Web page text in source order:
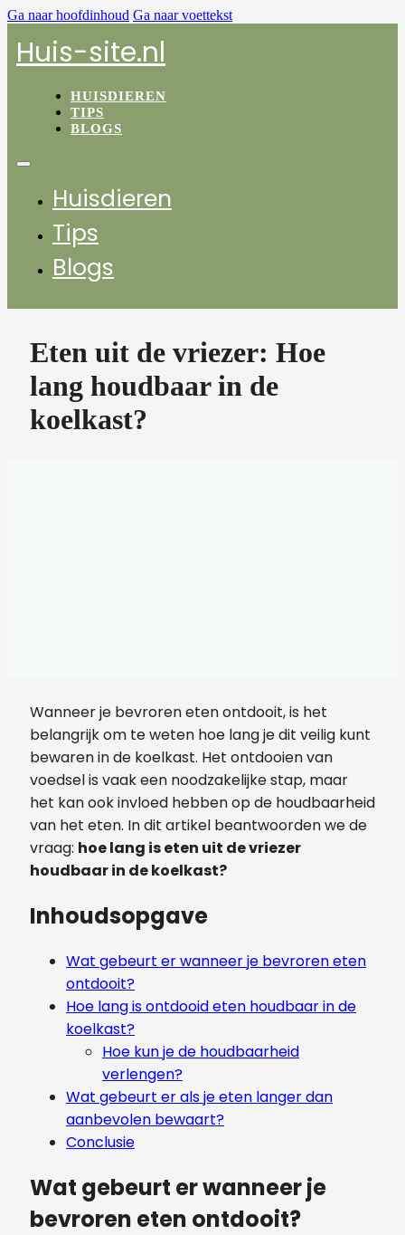
Ga naar hoofdinhoud Ga naar voettekst
Huis-site.nl
HUISDIEREN
TIPS
BLOGS
Huisdieren
Tips
Blogs
Eten uit de vriezer: Hoe
lang houdbaar in de
koelkast?
Wanneer je bevroren eten ontdooit, is het
belangrijk om te weten hoe lang je dit veilig kunt
bewaren in de koelkast. Het ontdooien van
voedsel is vaak een noodzakelijke stap, maar
het kan ook invloed hebben op de houdbaarheid
van het eten. In dit artikel beantwoorden we de
vraag: hoe lang is eten uit de vriezer
houdbaar in de koelkast?
Inhoudsopgave
Wat gebeurt er wanneer je bevroren eten
ontdooit?
Hoe lang is ontdooid eten houdbaar in de
koelkast?
Hoe kun je de houdbaarheid
verlengen?
Wat gebeurt er als je eten langer dan
aanbevolen bewaart?
Conclusie
Wat gebeurt er wanneer je
bevroren eten ontdooit?